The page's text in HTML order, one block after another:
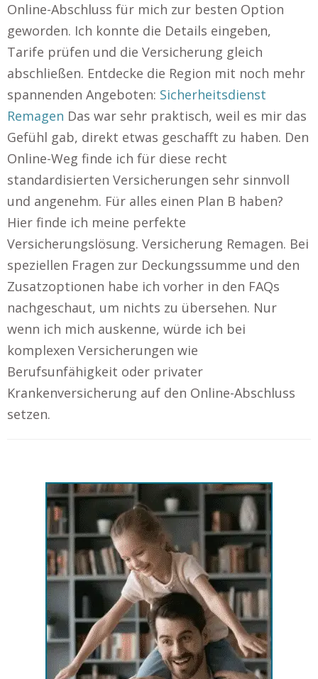
Online-Abschluss für mich zur besten Option
geworden. Ich konnte die Details eingeben,
Tarife prüfen und die Versicherung gleich
abschließen. Entdecke die Region mit noch mehr
spannenden Angeboten: Sicherheitsdienst
Remagen Das war sehr praktisch, weil es mir das
Gefühl gab, direkt etwas geschafft zu haben. Den
Online-Weg finde ich für diese recht
standardisierten Versicherungen sehr sinnvoll
und angenehm. Für alles einen Plan B haben?
Hier finde ich meine perfekte
Versicherungslösung. Versicherung Remagen. Bei
speziellen Fragen zur Deckungssumme und den
Zusatzoptionen habe ich vorher in den FAQs
nachgeschaut, um nichts zu übersehen. Nur
wenn ich mich auskenne, würde ich bei
komplexen Versicherungen wie
Berufsunfähigkeit oder privater
Krankenversicherung auf den Online-Abschluss
setzen.